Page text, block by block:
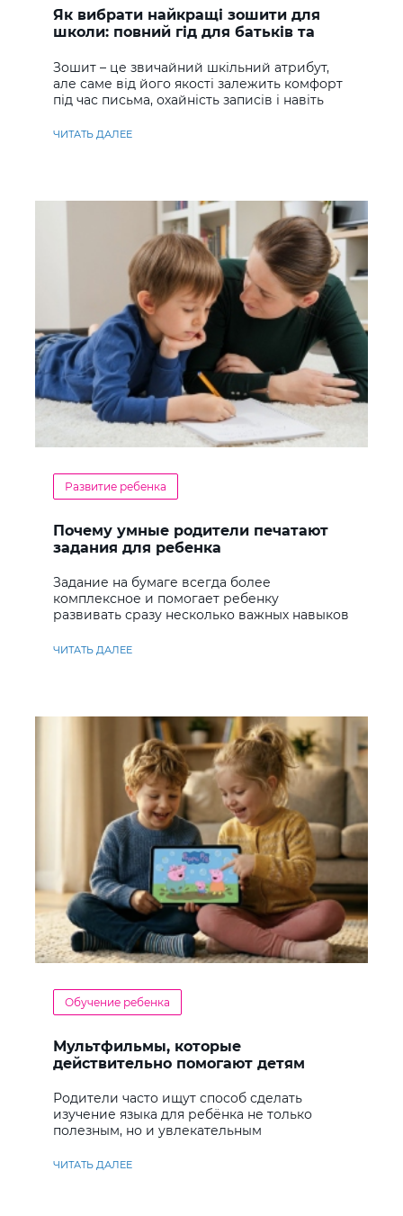
Як вибрати найкращі зошити для
школи: повний гід для батьків та
Зошит – це звичайний шкільний атрибут,
але саме від його якості залежить комфорт
під час письма, охайність записів і навіть
ЧИТАТЬ ДАЛЕЕ
Развитие ребенка
Почему умные родители печатают
задания для ребенка
Задание на бумаге всегда более
комплексное и помогает ребенку
развивать сразу несколько важных навыков
ЧИТАТЬ ДАЛЕЕ
Обучение ребенка
Мультфильмы, которые
действительно помогают детям
Родители часто ищут способ сделать
изучение языка для ребёнка не только
полезным, но и увлекательным
ЧИТАТЬ ДАЛЕЕ